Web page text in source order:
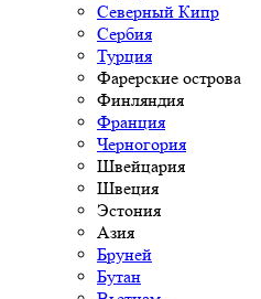
Северный Кипр
Сербия
Турция
Фарерские острова
Финляндия
Франция
Черногория
Швейцария
Швеция
Эстония
Азия
Бруней
Бутан